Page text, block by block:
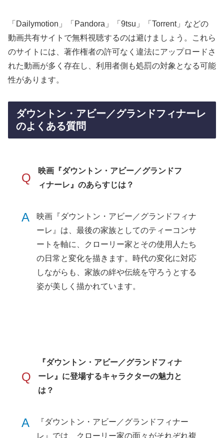
「Dailymotion」「Pandora」「9tsu」「Torrent」などの
動画共有サイトで無料視聴するのは避けましょう。これら
のサイトには、著作権者の許可なく違法にアップロードさ
れた動画が多く存在し、利用者側も処罰の対象となる可能
性があります。
ダウントン・アビー／グランドフィナーレ
のよくある質問
Q
映画『ダウントン・アビー／グランドフ
ィナーレ』のあらすじは？
A
映画『ダウントン・アビー／グランドフィナ
ーレ』は、最後の家族としてのティーコンサ
ートを軸に、クローリー家とその使用人たち
の日常と変化を描きます。時代の変化に対応
しながらも、家族の絆や伝統を守ろうとする
姿が美しく描かれています。
Q
『ダウントン・アビー／グランドフィナ
ーレ』に登場するキャラクターの魅力と
は？
A
『ダウントン・アビー／グランドフィナー
レ』では、クローリー家の面々がそれぞれ複